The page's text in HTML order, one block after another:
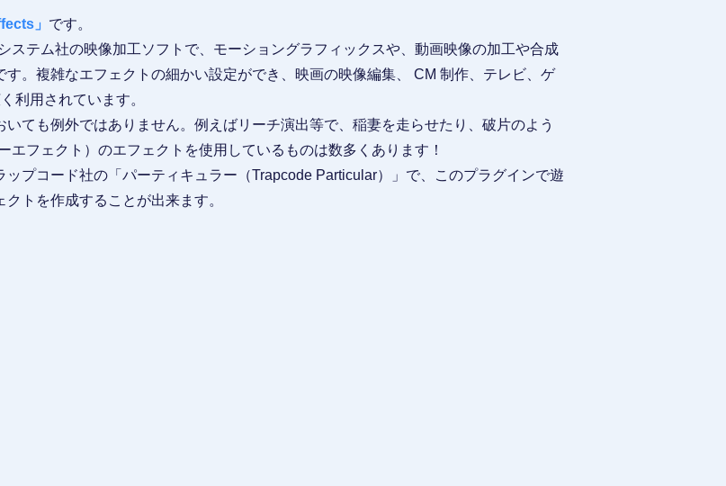
」 です。
ステム社の映像加工ソフトで、モーショングラフィックスや、動画映像の加工や合成
。複雑なエフェクトの細かい設定ができ、映画の映像編集、 CM 制作、テレビ、ゲ
利用されています。
ても例外ではありません。例えばリーチ演出等で、稲妻を走らせたり、破片のよう
エフェクト）のエフェクトを使用しているものは数多くあります！
プコード社の「パーティキュラー（Trapcode Particular）」で、このプラグインで遊
トを作成することが出来ます。